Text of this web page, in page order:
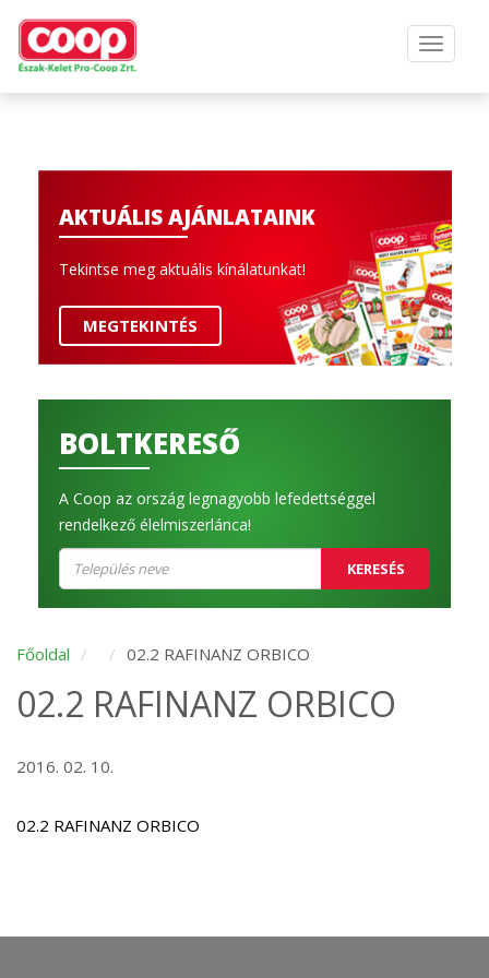
AKTUÁLIS AJÁNLATAINK
Tekintse meg aktuális kínálatunkat!
MEGTEKINTÉS
BOLTKERESŐ
A Coop az ország legnagyobb lefedettséggel
rendelkező élelmiszerlánca!
KERESÉS
Főoldal 02.2 RAFINANZ ORBICO
02.2 RAFINANZ ORBICO
2016. 02. 10.
02.2 RAFINANZ ORBICO